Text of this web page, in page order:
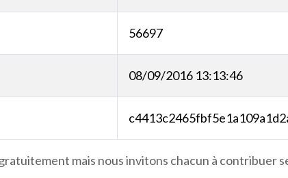
56697
08/09/2016 13:13:46
mais nous invitons chacun à contribuer